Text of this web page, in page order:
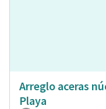
Arreglo aceras
Playa